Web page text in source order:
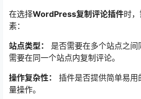
在选择WordPress复制评论插件时
素：
站点类型：
是否需要在多个站点之
需要在同一个站点内复制评论。
操作复杂性：
插件是否提供简单易
量操作。